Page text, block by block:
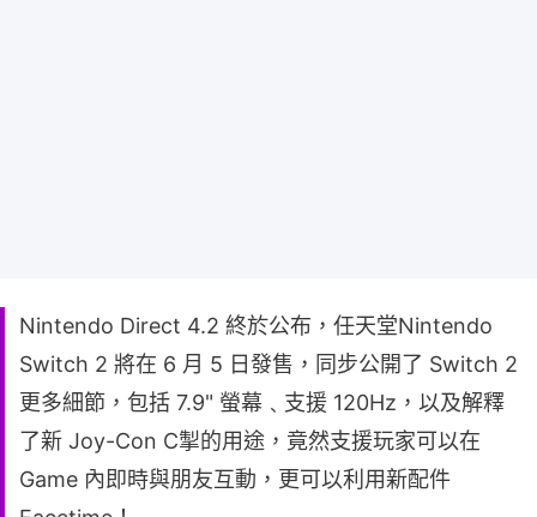
Nintendo Direct 4.2 終於公布，任天堂Nintendo
Switch 2 將在 6 月 5 日發售，同步公開了 Switch 2
更多細節，包括 7.9" 螢幕﹑支援 120Hz，以及解釋
了新 Joy-Con C掣的用途，竟然支援玩家可以在
Game 內即時與朋友互動，更可以利用新配件